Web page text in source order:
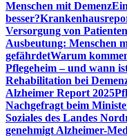
Menschen mit Demenz
besser?
Versorgung von
Ausbeutung: Menschen
gefährdetWarum
Pflegeheim – und wann
Rehabilitation bei
Alzheimer Report 2025
Nachgefragt beim
Soziales des Landes
genehmigt Alzheimer-